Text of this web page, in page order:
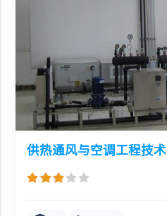
供热通风与空调工程技术